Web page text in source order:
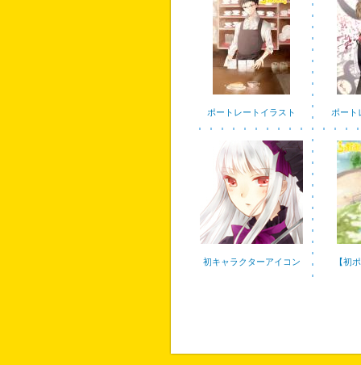
ポートレートイラスト ポート
初キャラクターアイコン 【初